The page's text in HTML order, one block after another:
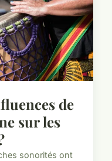
de
sur les
sonorités ont